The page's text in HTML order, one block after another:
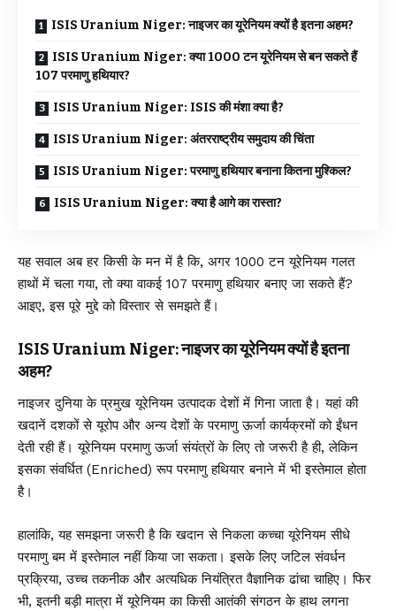
ISIS Uranium Niger: नाइजर का यूरेनियम क्यों है इतना अहम?
ISIS Uranium Niger: क्या 1000 टन यूरेनियम से बन सकते हैं
107 परमाणु हथियार?
ISIS Uranium Niger: ISIS की मंशा क्या है?
ISIS Uranium Niger: अंतरराष्ट्रीय समुदाय की चिंता
ISIS Uranium Niger: परमाणु हथियार बनाना कितना मुश्किल?
ISIS Uranium Niger: क्या है आगे का रास्ता?
यह सवाल अब हर किसी के मन में है कि, अगर 1000 टन यूरेनियम गलत
हाथों में चला गया, तो क्या वाकई 107 परमाणु हथियार बनाए जा सकते हैं?
आइए, इस पूरे मुद्दे को विस्तार से समझते हैं।
ISIS Uranium Niger: नाइजर का यूरेनियम क्यों है इतना
अहम?
नाइजर दुनिया के प्रमुख यूरेनियम उत्पादक देशों में गिना जाता है। यहां की
खदानें दशकों से यूरोप और अन्य देशों के परमाणु ऊर्जा कार्यक्रमों को ईंधन
देती रही हैं। यूरेनियम परमाणु ऊर्जा संयंत्रों के लिए तो जरूरी है ही, लेकिन
इसका संवर्धित (Enriched) रूप परमाणु हथियार बनाने में भी इस्तेमाल होता
है।
हालांकि, यह समझना जरूरी है कि खदान से निकला कच्चा यूरेनियम सीधे
परमाणु बम में इस्तेमाल नहीं किया जा सकता। इसके लिए जटिल संवर्धन
प्रक्रिया, उच्च तकनीक और अत्यधिक नियंत्रित वैज्ञानिक ढांचा चाहिए। फिर
भी, इतनी बड़ी मात्रा में यूरेनियम का किसी आतंकी संगठन के हाथ लगना